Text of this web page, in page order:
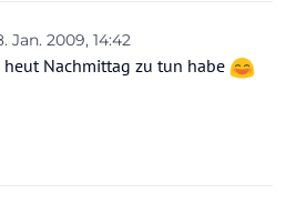
Jan. 2009, 14:42
von
Nachmittag zu tun habe